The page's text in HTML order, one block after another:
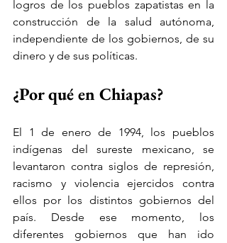
logros de los pueblos zapatistas en la
construcción de la salud autónoma,
independiente de los gobiernos, de su
dinero y de sus políticas.
¿Por qué en Chiapas?
El 1 de enero de 1994, los pueblos
indígenas del sureste mexicano, se
levantaron contra siglos de represión,
racismo y violencia ejercidos contra
ellos por los distintos gobiernos del
país. Desde ese momento, los
diferentes gobiernos que han ido